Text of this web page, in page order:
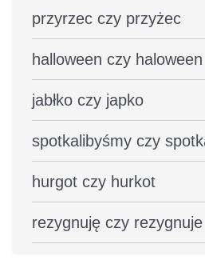
przyrzec czy przyżec
halloween czy haloween
jabłko czy japko
spotkalibyśmy czy
hurgot czy hurkot
rezygnuję czy rezygnuje